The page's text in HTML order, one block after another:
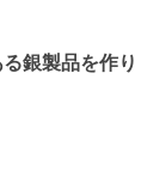
銀製品を作り